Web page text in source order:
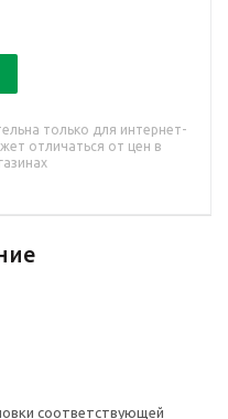
только для интернет-
отличаться от цен в
соответствующей